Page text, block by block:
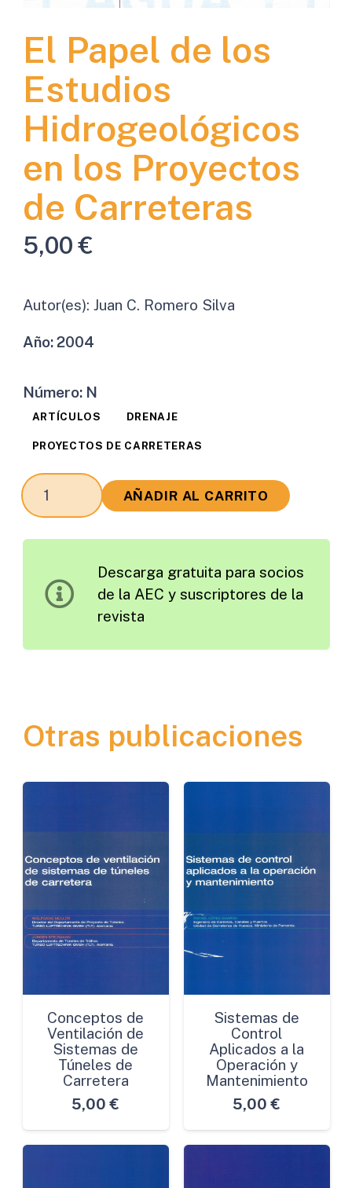
El Papel de los
Estudios
Hidrogeológicos
en los Proyectos
de Carreteras
5,00€
Autor(es): Juan C. Romero Silva
Año:2004
Número: N
ARTÍCULOS DRENAJE
PROYECTOS DE CARRETERAS
El
Papel
Hidrogeológicos
cantidad
AÑADIR AL CARRITO
Descarga gratuita para socios
de la AEC y suscriptores de la
revista
Otras publicaciones
Conceptos de
Ventilación de
Sistemas de
Túneles de
Carretera
5,00 €
Sistemas de
Control
Aplicados a la
Operación y
Mantenimiento
5,00 €